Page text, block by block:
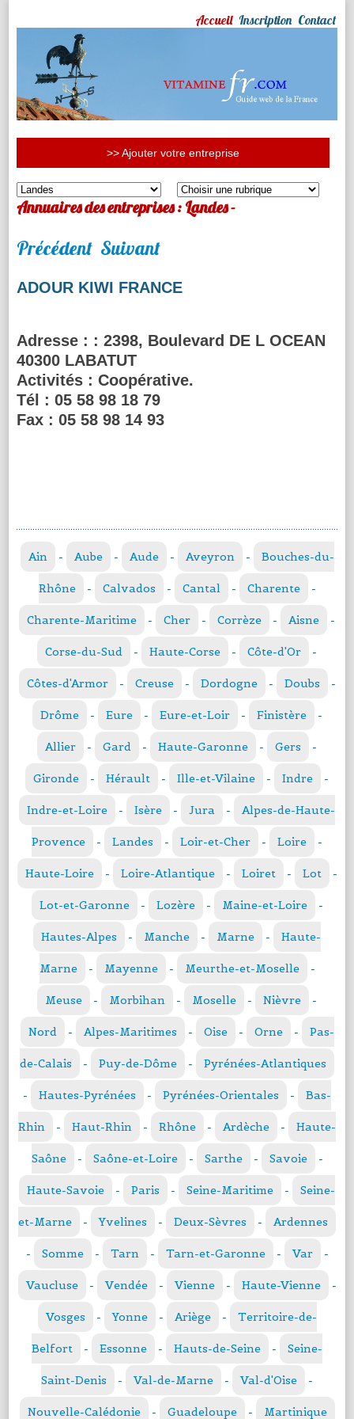
Accueil Inscription Contact
>> Ajouter votre entreprise
Annuaires des entreprises : Landes -
Précédent Suivant
ADOUR KIWI FRANCE
Adresse : : 2398, Boulevard DE L OCEAN
40300 LABATUT
Activités : Coopérative.
Tél : 05 58 98 18 79
Fax : 05 58 98 14 93
Ain - Aube - Aude - Aveyron - Bouches-du-
Rhône - Calvados - Cantal - Charente -
Charente-Maritime - Cher - Corrèze - Aisne -
Corse-du-Sud - Haute-Corse - Côte-d'Or -
Côtes-d'Armor - Creuse - Dordogne - Doubs -
Drôme - Eure - Eure-et-Loir - Finistère -
Allier - Gard - Haute-Garonne - Gers -
Gironde - Hérault - Ille-et-Vilaine - Indre -
Indre-et-Loire - Isère - Jura - Alpes-de-Haute-
Provence - Landes - Loir-et-Cher - Loire -
Haute-Loire - Loire-Atlantique - Loiret - Lot -
Lot-et-Garonne - Lozère - Maine-et-Loire -
Hautes-Alpes - Manche - Marne - Haute-
Marne - Mayenne - Meurthe-et-Moselle -
Meuse - Morbihan - Moselle - Nièvre -
Nord - Alpes-Maritimes - Oise - Orne - Pas-
de-Calais - Puy-de-Dôme - Pyrénées-Atlantiques
- Hautes-Pyrénées - Pyrénées-Orientales - Bas-
Rhin - Haut-Rhin - Rhône - Ardèche - Haute-
Saône - Saône-et-Loire - Sarthe - Savoie -
Haute-Savoie - Paris - Seine-Maritime - Seine-
et-Marne - Yvelines - Deux-Sèvres - Ardennes
- Somme - Tarn - Tarn-et-Garonne - Var -
Vaucluse - Vendée - Vienne - Haute-Vienne -
Vosges - Yonne - Ariège - Territoire-de-
Belfort - Essonne - Hauts-de-Seine - Seine-
Saint-Denis - Val-de-Marne - Val-d'Oise -
Nouvelle-Calédonie - Guadeloupe - Martinique